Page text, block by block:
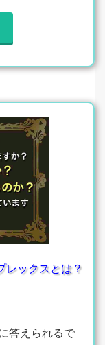
レックスとは？
答えられるで